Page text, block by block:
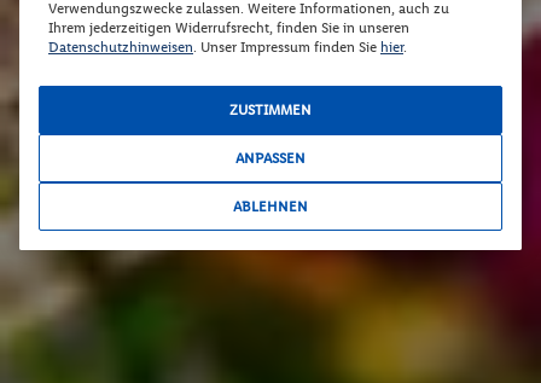
Verwendungszwecke zulassen. Weitere Informationen, auch zu
Ihrem jederzeitigen Widerrufsrecht, finden Sie in unseren
Datenschutzhinweisen. Unser Impressum finden Sie hier.
ZUSTIMMEN
ANPASSEN
ABLEHNEN